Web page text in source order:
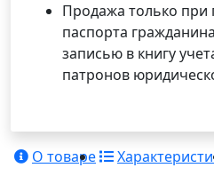
Продажа только при
паспорта
записью в книгу
патронов
О товаре